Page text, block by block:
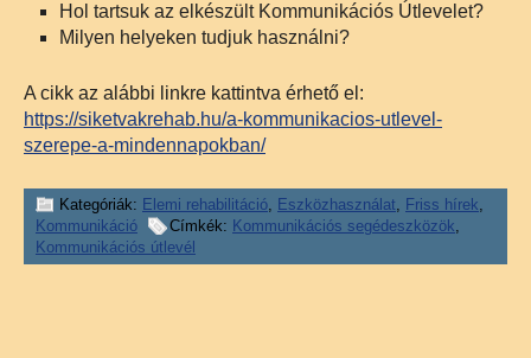
Hol tartsuk az elkészült Kommunikációs Útlevelet?
Milyen helyeken tudjuk használni?
A cikk az alábbi linkre kattintva érhető el:
https://siketvakrehab.hu/a-kommunikacios-utlevel-
szerepe-a-mindennapokban/
Kategóriák: Elemi rehabilitáció, Eszközhasználat, Friss hírek,
Kommunikáció
Címkék: Kommunikációs segédeszközök,
Kommunikációs útlevél